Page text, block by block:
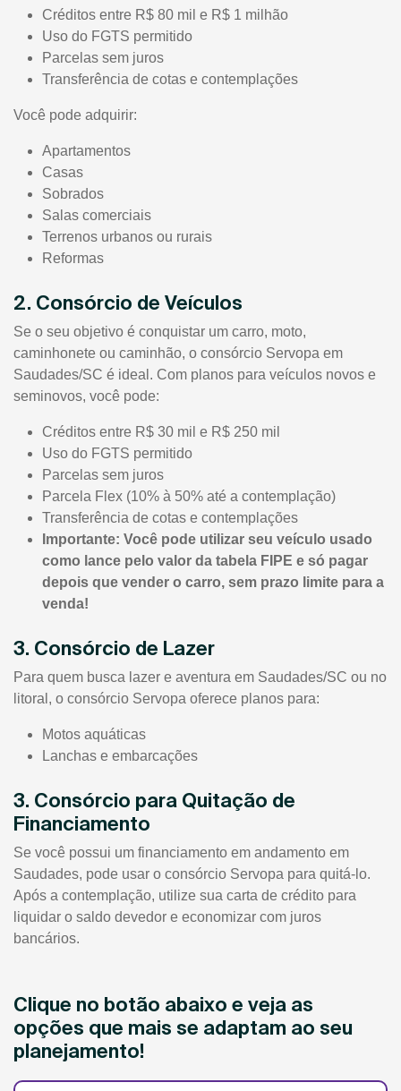
Créditos entre R$ 80 mil e R$ 1 milhão
Uso do FGTS permitido
Parcelas sem juros
Transferência de cotas e contemplações
Você pode adquirir:
Apartamentos
Casas
Sobrados
Salas comerciais
Terrenos urbanos ou rurais
Reformas
2. Consórcio de Veículos
Se o seu objetivo é conquistar um carro, moto,
caminhonete ou caminhão, o consórcio Servopa em
Saudades/SC é ideal. Com planos para veículos novos e
seminovos, você pode:
Créditos entre R$ 30 mil e R$ 250 mil
Uso do FGTS permitido
Parcelas sem juros
Parcela Flex (10% à 50% até a contemplação)
Transferência de cotas e contemplações
Importante: Você pode utilizar seu veículo usado
como lance pelo valor da tabela FIPE e só pagar
depois que vender o carro, sem prazo limite para a
venda!
3. Consórcio de Lazer
Para quem busca lazer e aventura em Saudades/SC ou no
litoral, o consórcio Servopa oferece planos para:
Motos aquáticas
Lanchas e embarcações
3. Consórcio para Quitação de
Financiamento
Se você possui um financiamento em andamento em
Saudades, pode usar o consórcio Servopa para quitá-lo.
Após a contemplação, utilize sua carta de crédito para
liquidar o saldo devedor e economizar com juros
bancários.
Clique no botão abaixo e veja as
opções que mais se adaptam ao seu
planejamento!